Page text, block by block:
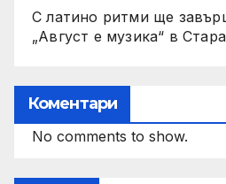
С латино ритми ще
„Август е музика“ в
Коментари
No comments to show.